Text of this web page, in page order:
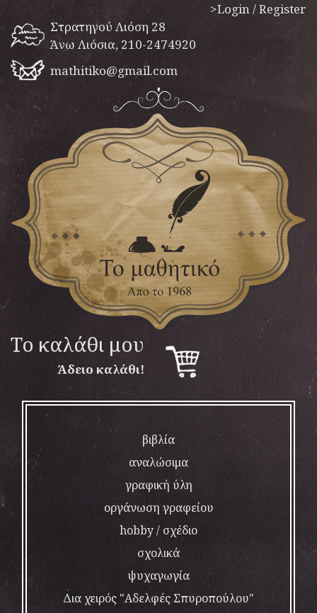
>Login / Register
Στρατηγού Λιόση 28
Άνω Λιόσια, 210-2474920
mathitiko@gmail.com
To καλάθι μου
Άδειο καλάθι!
βιβλία
αναλώσιμα
γραφική ύλη
οργάνωση γραφείου
hobby / σχέδιο
σχολικά
ψυχαγωγία
Δια χειρός "Αδελφές Σπυροπούλου"